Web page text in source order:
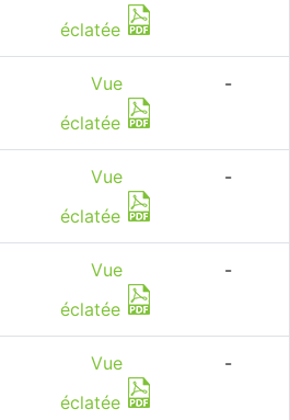
éclatée
Vue
éclatée
-
Vue
éclatée
-
Vue
éclatée
-
Vue
éclatée
-